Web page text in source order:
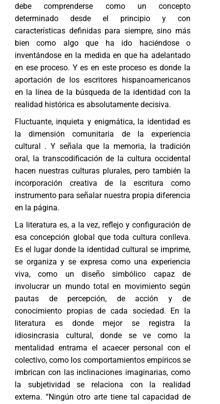
debe comprenderse como un concepto
determinado desde el principio y con
características definidas para siempre, sino más
bien como algo que ha ido haciéndose o
inventándose en la medida en que ha adelantado
en ese proceso. Y es en este proceso es donde la
aportación de los escritores hispanoamericanos
en la línea de la búsqueda de la identidad con la
realidad histórica es absolutamente decisiva.
Fluctuante, inquieta y enigmática, la identidad es
la dimensión comunitaria de la experiencia
cultural . Y señala que la memoria, la tradición
oral, la transcodificación de la cultura occidental
hacen nuestras culturas plurales, pero también la
incorporación creativa de la escritura como
instrumento para señalar nuestra propia diferencia
en la página.
La literatura es, a la vez, reflejo y configuración de
esa concepción global que toda cultura conlleva.
Es el lugar donde la identidad cultural se imprime,
se organiza y se expresa como una experiencia
viva, como un diseño simbólico capaz de
involucrar un mundo total en movimiento según
pautas de percepción, de acción y de
conocimiento propias de cada sociedad. En la
literatura es donde mejor se registra la
idiosincrasia cultural, donde se ve como la
mentalidad entrama el acaecer personal con el
colectivo, como los comportamientos empíricos se
imbrican con las inclinaciones imaginarias, como
la subjetividad se relaciona con la realidad
externa. “Ningún otro arte tiene tal capacidad de